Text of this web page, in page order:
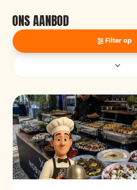
ONS AANBOD
Filter op